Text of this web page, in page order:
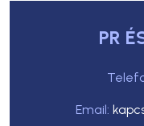
PR
Email: